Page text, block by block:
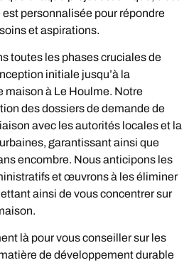
personnalisée pour répondre
et aspirations.
toutes les phases cruciales de
initiale jusqu’à la
maison à Le Houlme. Notre
des dossiers de demande de
avec les autorités locales et la
garantissant ainsi que
encombre. Nous anticipons les
et œuvrons à les éliminer
ainsi de vous concentrer sur
là pour vous conseiller sur les
de développement durable